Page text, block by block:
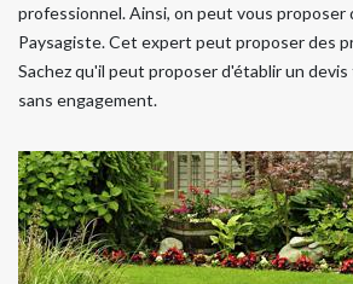
professionnel. Ainsi, on peut vous proposer
Paysagiste. Cet expert peut proposer des
Sachez qu'il peut proposer d'établir un
sans engagement.